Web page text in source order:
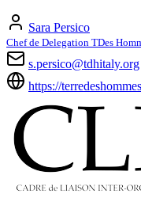
Sara Persico
Chef de Delegation TDes
s.persico@tdhitaly.org
https://